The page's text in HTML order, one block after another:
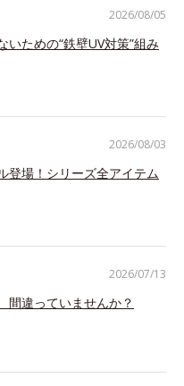
いための“鉄壁UV対策”組み
2026/08/05
登場！シリーズ全アイテム
2026/08/03
間違っていませんか？
2026/07/13